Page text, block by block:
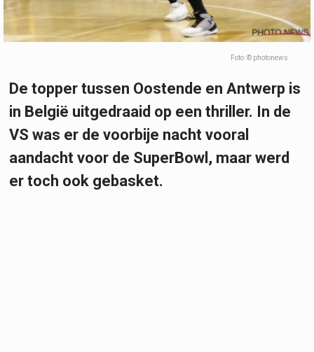
Foto: © photonews
De topper tussen Oostende en Antwerp is
in België uitgedraaid op een thriller. In de
VS was er de voorbije nacht vooral
aandacht voor de SuperBowl, maar werd
er toch ook gebasket.